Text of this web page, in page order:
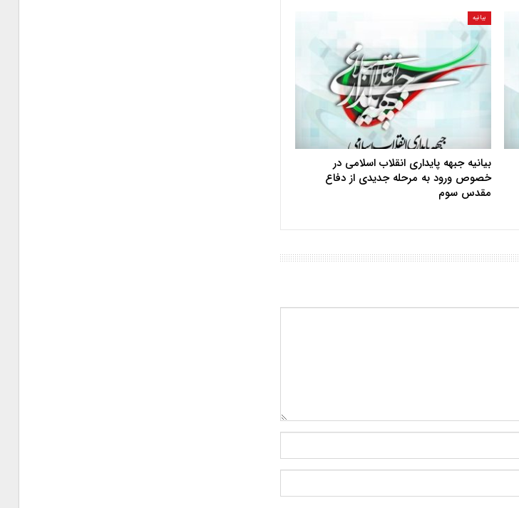
بیانیه
بیانیه جبهه پایداری انقلاب اسلامی در
خصوص ورود به مرحله جدیدی از دفاع
مقدس سوم